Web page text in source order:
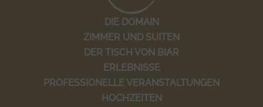
DIE DOMAIN
ZIMMER UND SUITEN
DER TISCH VON BIAR
ERLEBNISSE
PROFESSIONELLE VERANSTALTUNGEN
HOCHZEITEN